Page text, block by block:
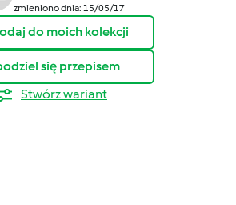
zmieniono dnia: 15/05/17
do moich kolekcji
się przepisem
Stwórz wariant